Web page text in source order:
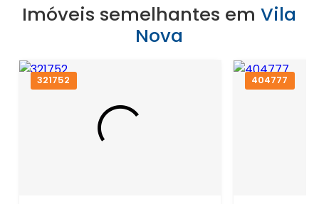
Imóveis semelhantes emVila
Nova
321752 404777